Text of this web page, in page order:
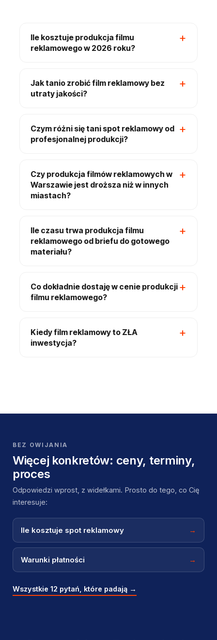
Ile kosztuje produkcja filmu
reklamowego w 2026 roku?
Jak tanio zrobić film reklamowy bez
utraty jakości?
Czym różni się tani spot reklamowy od
profesjonalnej produkcji?
Czy produkcja filmów reklamowych w
Warszawie jest droższa niż w innych
miastach?
Ile czasu trwa produkcja filmu
reklamowego od briefu do gotowego
materiału?
Co dokładnie dostaję w cenie produkcji
filmu reklamowego?
Kiedy film reklamowy to ZŁA
inwestycja?
BEZ OWIJANIA
Więcej konkretów: ceny, terminy,
proces
Odpowiedzi wprost, z widełkami. Prosto do tego, co Cię
interesuje:
Ile kosztuje spot reklamowy →
Warunki płatności →
Wszystkie 12 pytań, które padają →